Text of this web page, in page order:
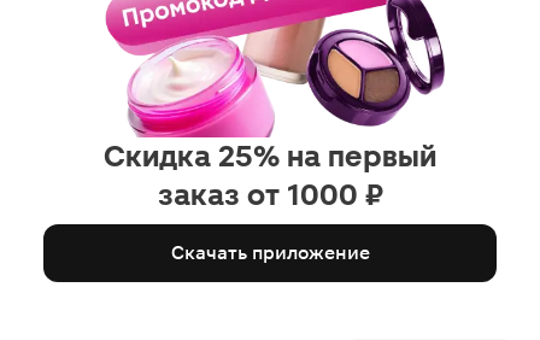
Скидка 25% на первый
заказ от 1000 ₽
Скачать приложение